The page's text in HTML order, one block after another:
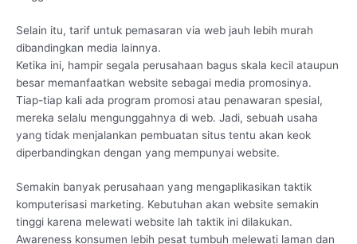
Selain itu, tarif untuk pemasaran via web jauh lebih murah
dibandingkan media lainnya.
Ketika ini, hampir segala perusahaan bagus skala kecil ataupun
besar memanfaatkan website sebagai media promosinya.
Tiap-tiap kali ada program promosi atau penawaran spesial,
mereka selalu mengunggahnya di web. Jadi, sebuah usaha
yang tidak menjalankan pembuatan situs tentu akan keok
diperbandingkan dengan yang mempunyai website.
Semakin banyak perusahaan yang mengaplikasikan taktik
komputerisasi marketing. Kebutuhan akan website semakin
tinggi karena melewati website lah taktik ini dilakukan.
Awareness konsumen lebih pesat tumbuh melewati laman dan